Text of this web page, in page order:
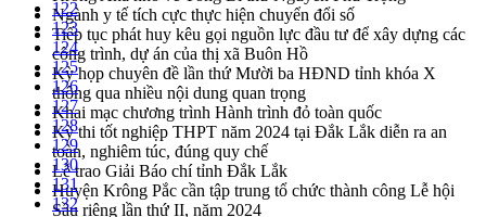
Ngành y tế tích cực thực hiện chuyển đổi số
Tiếp tục phát huy kêu gọi nguồn lực đầu tư để xây dựng các
công trình, dự án của thị xã Buôn Hồ
Kỳ họp chuyên đề lần thứ Mười ba HĐND tỉnh khóa X
thông qua nhiều nội dung quan trọng
Khai mạc chương trình Hành trình đỏ toàn quốc
Kỳ thi tốt nghiệp THPT năm 2024 tại Đắk Lắk diễn ra an
toàn, nghiêm túc, đúng quy chế
Lễ trao Giải Báo chí tỉnh Đắk Lắk
Huyện Krông Pắc cần tập trung tổ chức thành công Lễ hội
Sầu riêng lần thứ II, năm 2024
122
123
124
125
126
127
128
129
130
131
132